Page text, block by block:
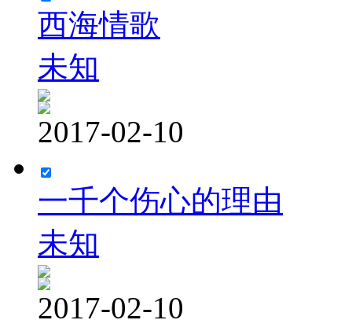
西海情歌
未知
2017-02-10
一千个伤心的理由
未知
2017-02-10